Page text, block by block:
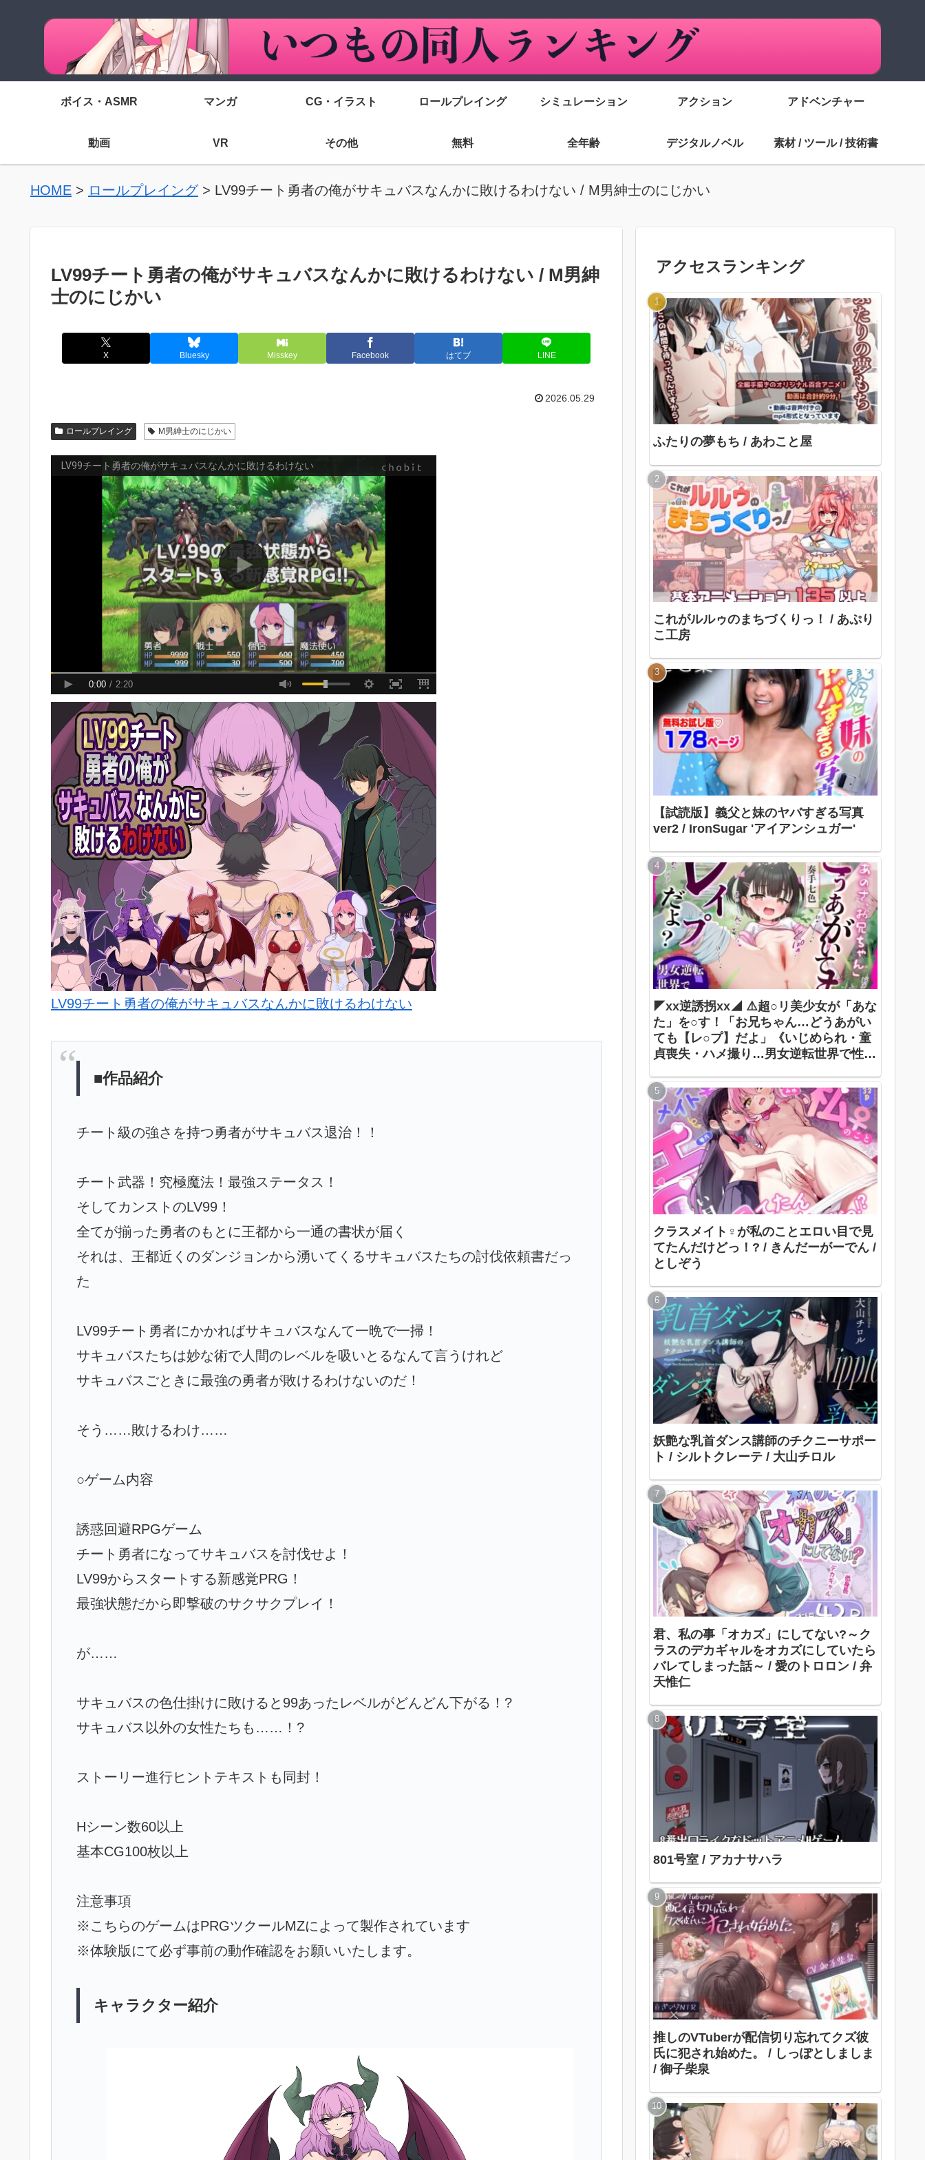
ボイス・ASMR マンガ CG・イラスト ロールプレイング シミュレーション アクション アドベンチャー
動画 VR その他 無料 全年齢 デジタルノベル 素材 / ツール / 技術書
HOME > ロールプレイング> LV99チート勇者の俺がサキュバスなんかに敗けるわけない / M男紳士のにじかい
LV99チート勇者の俺がサキュバスなんかに敗けるわけない / M男紳
士のにじかい
X Bluesky Misskey Facebook はてブ LINE
2026.05.29
ロールプレイング M男紳士のにじかい
LV99チート勇者の俺がサキュバスなんかに敗けるわけない
■作品紹介
チート級の強さを持つ勇者がサキュバス退治！！
チート武器！究極魔法！最強ステータス！
そしてカンストのLV99！
全てが揃った勇者のもとに王都から一通の書状が届く
それは、王都近くのダンジョンから湧いてくるサキュバスたちの討伐依頼書だっ
た
LV99チート勇者にかかればサキュバスなんて一晩で一掃！
サキュバスたちは妙な術で人間のレベルを吸いとるなんて言うけれど
サキュバスごときに最強の勇者が敗けるわけないのだ！
そう……敗けるわけ……
○ゲーム内容
誘惑回避RPGゲーム
チート勇者になってサキュバスを討伐せよ！
LV99からスタートする新感覚PRG！
最強状態だから即撃破のサクサクプレイ！
が……
サキュバスの色仕掛けに敗けると99あったレベルがどんどん下がる！?
サキュバス以外の女性たちも……！?
ストーリー進行ヒントテキストも同封！
Hシーン数60以上
基本CG100枚以上
注意事項
※こちらのゲームはPRGツクールMZによって製作されています
※体験版にて必ず事前の動作確認をお願いいたします。
キャラクター紹介
アクセスランキング
ふたりの夢もち / あわこと屋
これがルルゥのまちづくりっ！ / あぷり
こ工房
【試読版】義父と妹のヤバすぎる写真
ver2 / IronSugar 'アイアンシュガー'
◤xx逆誘拐xx◢ ⚠️超○リ美少女が「あな
た」を○す！「お兄ちゃん…どうあがい
ても【レ○プ】だよ」《いじめられ・童
貞喪失・ハメ撮り…男女逆転世界で性犯
色
クラスメイト♀が私のことエロい目で見
てたんだけどっ！? / きんだーがーでん /
としぞう
妖艶な乳首ダンス講師のチクニーサポー
ト / シルトクレーテ / 大山チロル
君、私の事「オカズ」にしてない?～ク
ラスのデカギャルをオカズにしていたら
バレてしまった話～ / 愛のトロロン / 弁
天惟仁
801号室 / アカナサハラ
推しのVTuberが配信切り忘れてクズ彼
氏に犯され始めた。 / しっぽとしましま
/ 御子柴泉